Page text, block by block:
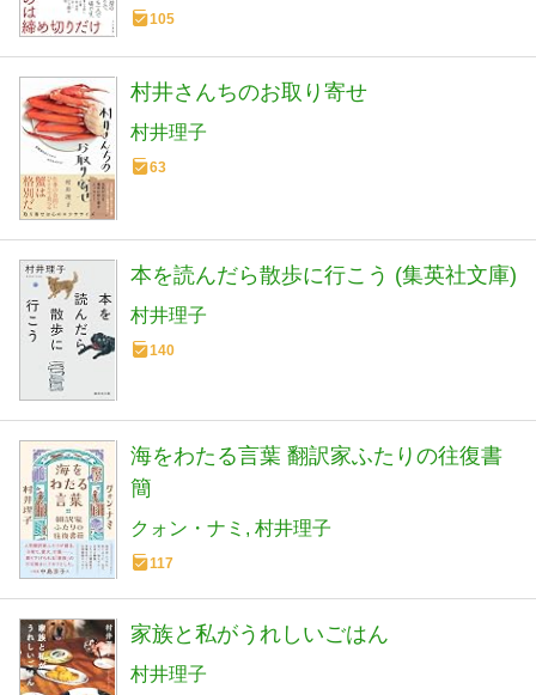
105
村井さんちのお取り寄せ
村井理子
63
本を読んだら散歩に行こう (集英社文庫)
村井理子
140
海をわたる言葉 翻訳家ふたりの往復書
簡
クォン・ナミ 村井理子
117
家族と私がうれしいごはん
村井理子